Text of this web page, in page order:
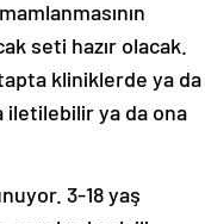
seti hazır olacak.
kliniklerde ya da
iletilebilir ya da ona
3-18 yaş